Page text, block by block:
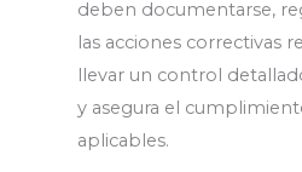
deben documentarse,
las acciones correctivas
llevar un control
y asegura el
aplicables.